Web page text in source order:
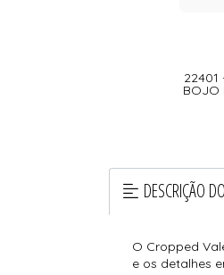
22401
BOJO
DESCRIÇÃO
O Cropped
e os detalhes